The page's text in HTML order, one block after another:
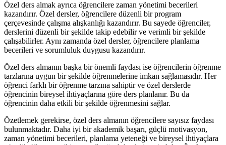
Özel ders almak ayrıca öğrencilere zaman yönetimi becerileri
kazandırır. Özel dersler, öğrencilere düzenli bir program
çerçevesinde çalışma alışkanlığı kazandırır. Bu sayede öğrenciler,
derslerini düzenli bir şekilde takip edebilir ve verimli bir şekilde
çalışabilirler. Aynı zamanda özel dersler, öğrencilere planlama
becerileri ve sorumluluk duygusu kazandırır.
Özel ders almanın başka bir önemli faydası ise öğrencilerin öğrenme
tarzlarına uygun bir şekilde öğrenmelerine imkan sağlamasıdır. Her
öğrenci farklı bir öğrenme tarzına sahiptir ve özel derslerde
öğrencinin bireysel ihtiyaçlarına göre ders planlanır. Bu da
öğrencinin daha etkili bir şekilde öğrenmesini sağlar.
Özetlemek gerekirse, özel ders almanın öğrencilere sayısız faydası
bulunmaktadır. Daha iyi bir akademik başarı, güçlü motivasyon,
zaman yönetimi becerileri, planlama yeteneği ve bireysel ihtiyaçlara